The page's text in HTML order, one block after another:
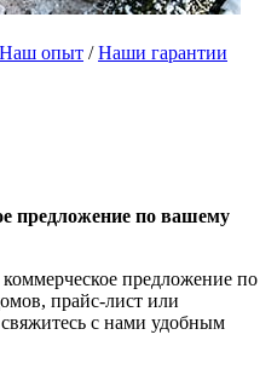
Наш опыт /Наши гарантии
предложение по вашему
предложение по
прайс-лист или
с нами удобным